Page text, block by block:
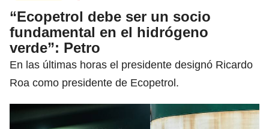
“Ecopetrol debe ser un socio
fundamental en el hidrógeno
verde”: Petro
En las últimas horas el presidente designó Ricardo
Roa como presidente de Ecopetrol.